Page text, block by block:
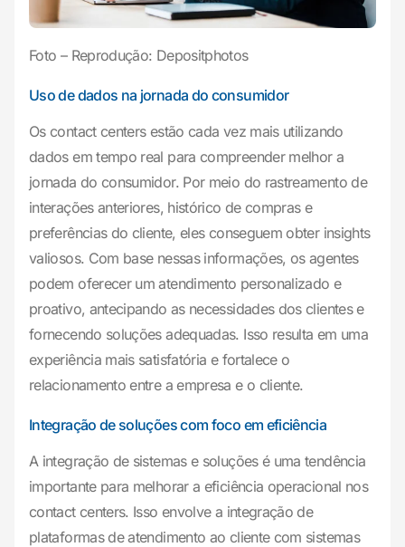
Foto – Reprodução: Depositphotos
Uso de dados na jornada do consumidor
Os contact centers estão cada vez mais utilizando
dados em tempo real para compreender melhor a
jornada do consumidor. Por meio do rastreamento de
interações anteriores, histórico de compras e
preferências do cliente, eles conseguem obter insights
valiosos. Com base nessas informações, os agentes
podem oferecer um atendimento personalizado e
proativo, antecipando as necessidades dos clientes e
fornecendo soluções adequadas. Isso resulta em uma
experiência mais satisfatória e fortalece o
relacionamento entre a empresa e o cliente.
Integração de soluções com foco em eficiência
A integração de sistemas e soluções é uma tendência
importante para melhorar a eficiência operacional nos
contact centers. Isso envolve a integração de
plataformas de atendimento ao cliente com sistemas